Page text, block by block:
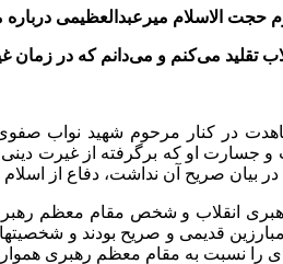
حجت الاسلام میرعبدالعظیمی
در کنار مرحوم شهید نواب
و جسارت او که برگرفته از غیرت
رهبری انقلاب و شخص مقام معظم
بود که ایشان از مبارزین قدیمی و صریح بودند و